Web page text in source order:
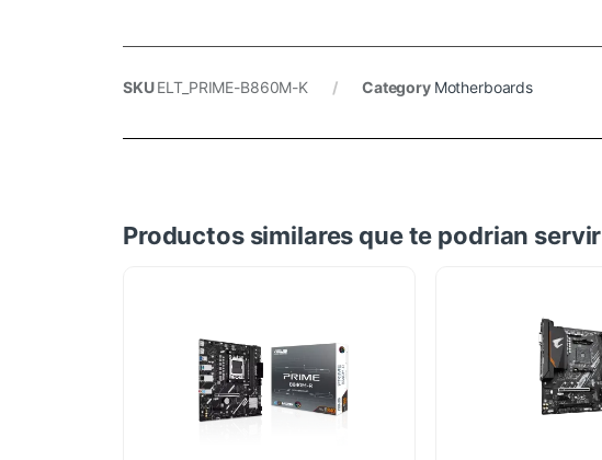
SKUELT_PRIME-B860M-K Category Motherboards
Productos similares que te podrian servir